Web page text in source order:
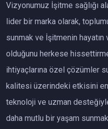
Vizyonumuz İşitme sağlığı
lider bir marka olarak,
sunmak ve İşitmenin
olduğunu herkese
ihtiyaçlarına özel çözümler
kalitesi üzerindeki etkisini
teknoloji ve uzman
daha mutlu bir yaşam